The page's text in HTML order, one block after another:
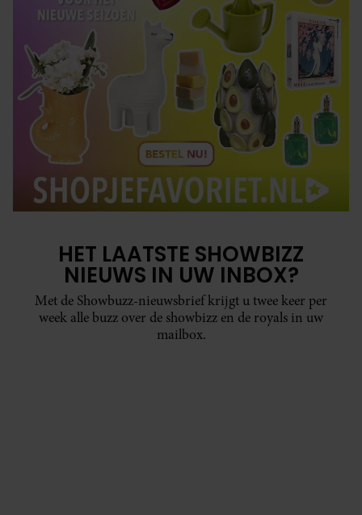
HET LAATSTE SHOWBIZZ
NIEUWS IN UW INBOX?
Met de Showbuzz-nieuwsbrief krijgt u twee keer per
week alle buzz over de showbizz en de royals in uw
mailbox.